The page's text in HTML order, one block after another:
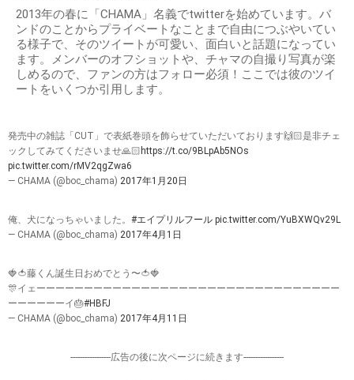
2013年の春に「CHAMA」名義でtwitterを始めています。バ
ンドのことからプライベートなことまで自由につぶやいてい
る様子で、そのツイートが可愛い、面白いと話題になってい
ます。メンバーのオフショットや、チャマの自撮り写真が楽
しめるので、ファンの方はフォロー必須！ここでは彼のツイ
ートをいくつか引用します。
発売中の雑誌「CUT」で表紙巻頭を飾らせていただいております🙌🏻是非チェ
ックしてみてくださいませ🙏🏻 https://t.co/9BLpAb5NOs
pic.twitter.com/rMV2qgZwa6
— CHAMA (@boc_chama) 2017年1月20日
俺、犬になっちゃいました。 #エイプリルフール pic.twitter.com/YuBXWQv29L
— CHAMA (@boc_chama) 2017年4月1日
🍓🍅藤くん誕生日おめでとう〜🍅🍓
🎊イェーーーーーーーーーーーーーーーーーーーーーーーーーーーーーーーー
ーーーーーーイ🎂#HBFJ
— CHAMA (@boc_chama) 2017年4月11日
-----------------広告の後に次ページに続きます-----------------